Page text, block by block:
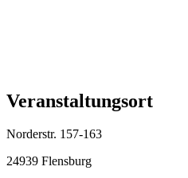
Veranstaltungsort
Norderstr. 157-163
24939 Flensburg